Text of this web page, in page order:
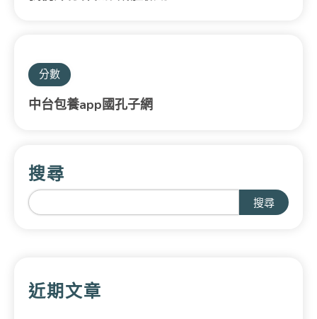
分數
中台包養app國孔子網
搜尋
搜尋
近期文章